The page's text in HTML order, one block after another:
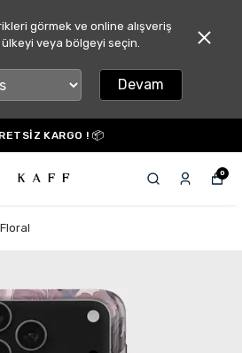
görmek ve online alışveriş
veya bölgeyi seçin.
Devam
KARGO ! 📦
0